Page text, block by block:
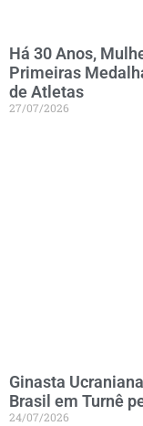
Há 30 Anos,
Primeiras
de Atletas
27/07/2026
Ginasta
Brasil em Turnê
24/07/2026